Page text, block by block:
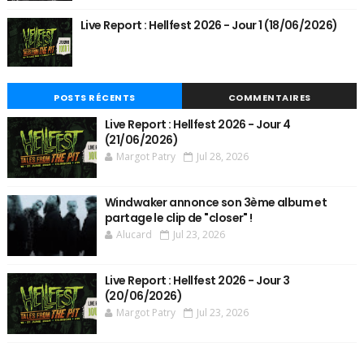
Live Report : Hellfest 2026 - Jour 1 (18/06/2026)
POSTS RÉCENTS COMMENTAIRES
Live Report : Hellfest 2026 - Jour 4
(21/06/2026)
Margot Patry Jul 28, 2026
Windwaker annonce son 3ème album et
partage le clip de "closer" !
Alucard Jul 23, 2026
Live Report : Hellfest 2026 - Jour 3
(20/06/2026)
Margot Patry Jul 23, 2026